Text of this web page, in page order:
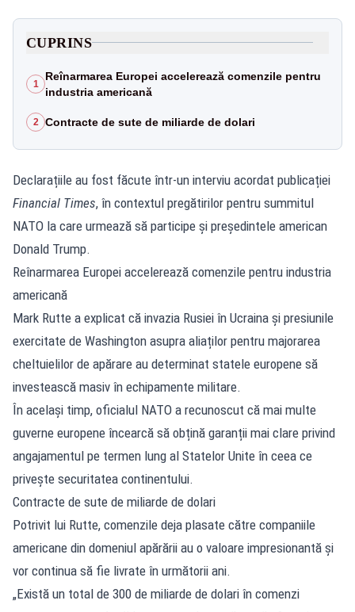
CUPRINS
1
Reînarmarea Europei accelerează comenzile pentru
industria americană
2 Contracte de sute de miliarde de dolari
Declarațiile au fost făcute într-un interviu acordat publicației
Financial Times, în contextul pregătirilor pentru summitul
NATO la care urmează să participe și președintele american
Donald Trump.
Reînarmarea Europei accelerează comenzile pentru industria
americană
Mark Rutte a explicat că invazia Rusiei în Ucraina și presiunile
exercitate de Washington asupra aliaților pentru majorarea
cheltuielilor de apărare au determinat statele europene să
investească masiv în echipamente militare.
În același timp, oficialul NATO a recunoscut că mai multe
guverne europene încearcă să obțină garanții mai clare privind
angajamentul pe termen lung al Statelor Unite în ceea ce
privește securitatea continentului.
Contracte de sute de miliarde de dolari
Potrivit lui Rutte, comenzile deja plasate către companiile
americane din domeniul apărării au o valoare impresionantă și
vor continua să fie livrate în următorii ani.
„Există un total de 300 de miliarde de dolari în comenzi